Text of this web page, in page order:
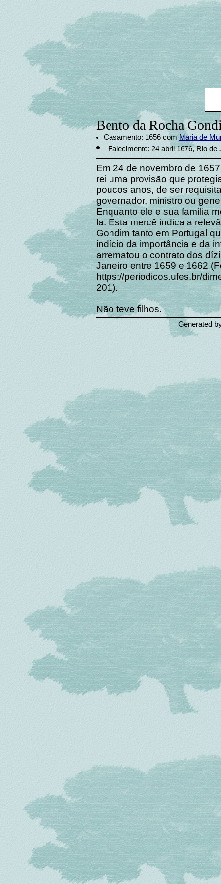
Bento da Rocha
Casamento: 1656 com Maria de
Falecimento: 24 abril 1676, Rio de
Em 24 de novembro de
rei uma provisão que
poucos anos, de ser
governador, ministro ou
Enquanto ele e sua família
la. Esta mercê indica a
Gondim tanto em Portugal
indício da importância e da
arrematou o contrato dos
Janeiro entre 1659 e 1662
https://periodicos.ufes.br/
201).
Não teve filhos.
Generated